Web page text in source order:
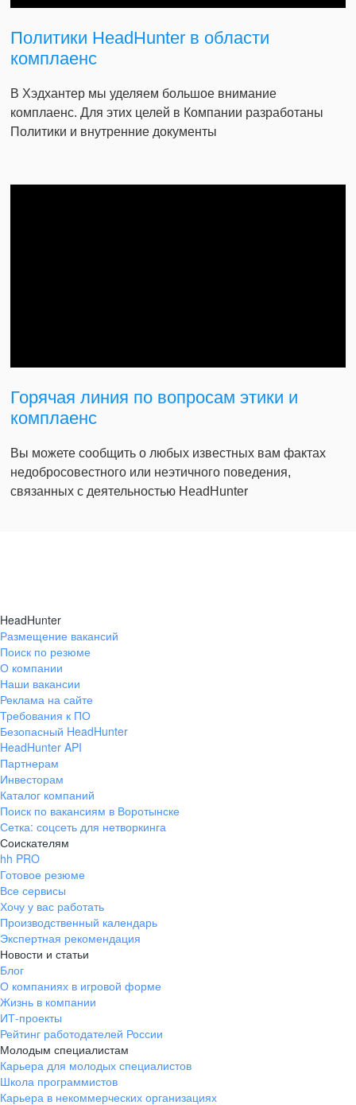
Политики HeadHunter в области
комплаенс
В Хэдхантер мы уделяем большое внимание
комплаенс. Для этих целей в Компании разработаны
Политики и внутренние документы
Горячая линия по вопросам этики и
комплаенс
Вы можете сообщить о любых известных вам фактах
недобросовестного или неэтичного поведения,
связанных с деятельностью HeadHunter
HeadHunter
Размещение вакансий
Поиск по резюме
О компании
Наши вакансии
Реклама на сайте
Требования к ПО
Безопасный HeadHunter
HeadHunter API
Партнерам
Инвесторам
Каталог компаний
Поиск по вакансиям в Воротынске
Сетка: соцсеть для нетворкинга
Соискателям
hh PRO
Готовое резюме
Все сервисы
Хочу у вас работать
Производственный календарь
Экспертная рекомендация
Новости и статьи
Блог
О компаниях в игровой форме
Жизнь в компании
ИТ-проекты
Рейтинг работодателей России
Молодым специалистам
Карьера для молодых специалистов
Школа программистов
Карьера в некоммерческих организациях